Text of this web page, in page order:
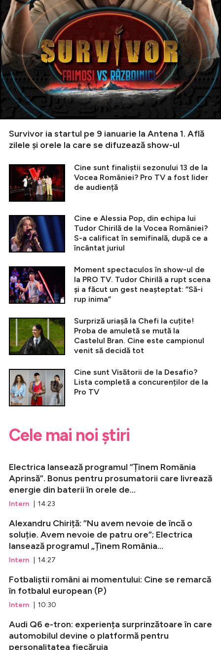
Survivor ia startul pe 9 ianuarie la Antena 1. Află
zilele și orele la care se difuzează show-ul
Cine sunt finaliștii sezonului 13 de la
Vocea României? Pro TV a fost lider
de audiență
Cine e Alessia Pop, din echipa lui
Tudor Chirilă de la Vocea României?
S-a calificat în semifinală, după ce a
încântat juriul
Moment spectaculos în show-ul de
la PRO TV. Tudor Chirilă a rupt scena
și a făcut un gest neașteptat: ”Să-i
rup inima”
Surpriză uriașă la Chefi la cuțite!
Proba de amuletă se mută la
Castelul Bran. Cine este campionul
venit să decidă tot
Cine sunt Visătorii de la Desafio?
Lista completă a concurenților de la
Pro TV
Cele mai noi știri
Electrica lansează programul ”Ținem România
Aprinsă”. Bonus pentru prosumatorii care livrează
energie din baterii în orele de...
Intern | 14:23
Alexandru Chiriță: ”Nu avem nevoie de încă o
soluție. Avem nevoie de patru ore”; Electrica
lansează programul „Ținem România...
Intern | 14:27
Fotbaliștii români ai momentului: Cine se remarcă
în fotbalul european (P)
Intern | 10:30
Audi Q6 e-tron: experiența surprinzătoare în care
automobilul devine o platformă pentru
personalitatea fiecăruia